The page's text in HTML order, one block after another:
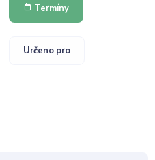
Termíny
Určeno pro